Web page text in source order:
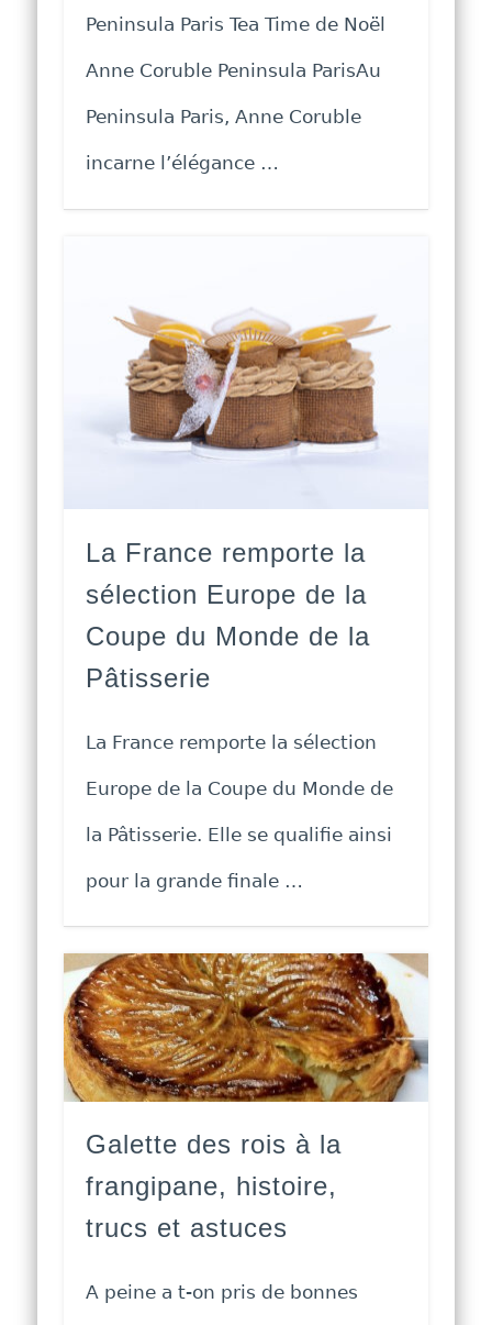
Peninsula Paris Tea Time de Noël
Anne Coruble Peninsula ParisAu
Peninsula Paris, Anne Coruble
incarne l’élégance …
La France remporte la
sélection Europe de la
Coupe du Monde de la
Pâtisserie
La France remporte la sélection
Europe de la Coupe du Monde de
la Pâtisserie. Elle se qualifie ainsi
pour la grande finale …
Galette des rois à la
frangipane, histoire,
trucs et astuces
A peine a t-on pris de bonnes